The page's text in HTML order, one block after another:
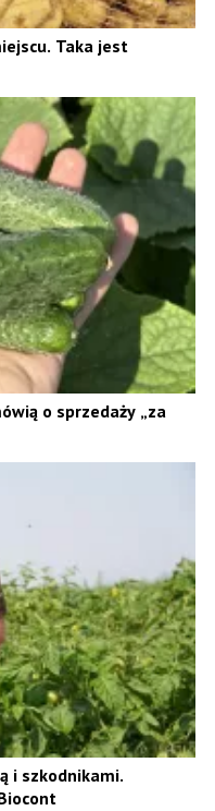
Taka jest
o sprzedaży „za
i szkodnikami.